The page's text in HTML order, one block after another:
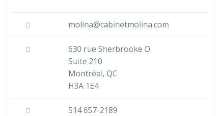
molina@cabinetmolina.com
630 rue Sherbrooke O
Suite 210
Montréal, QC
H3A 1E4
514 657-2189